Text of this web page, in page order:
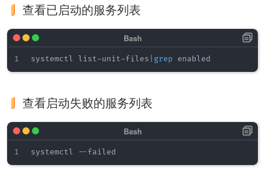
查看已启动的服务列表
systemctl list-unit-files grep
查看启动失败的服务列表